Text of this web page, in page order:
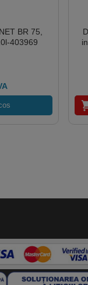
BR 75,
403969